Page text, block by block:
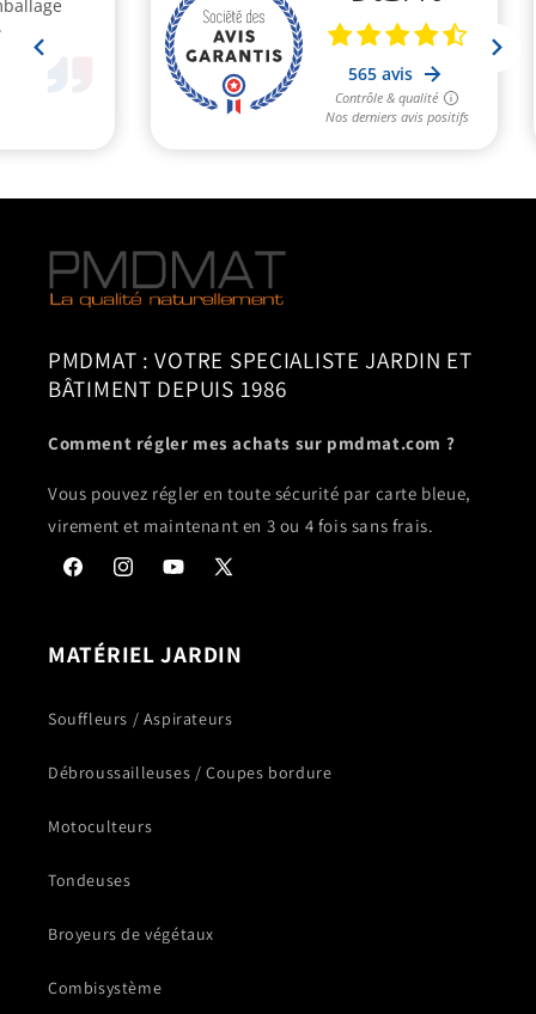
PMDMAT : VOTRE SPECIALISTE JARDIN ET
BÂTIMENT DEPUIS 1986
Comment régler mes achats sur pmdmat.com ?
Vous pouvez régler en toute sécurité par carte bleue,
virement et maintenant en 3 ou 4 fois sans frais.
FacebookInstagramYouTube
X
MATÉRIEL JARDIN
Souffleurs / Aspirateurs
Débroussailleuses / Coupes bordure
Motoculteurs
Tondeuses
Broyeurs de végétaux
Combisystème